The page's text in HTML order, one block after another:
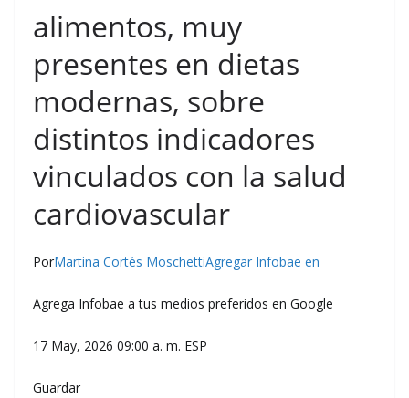
alimentos, muy
presentes en dietas
modernas, sobre
distintos indicadores
vinculados con la salud
cardiovascular
PorMartina Cortés MoschettiAgregar Infobae en
Agrega Infobae a tus medios preferidos en Google
17 May, 2026 09:00 a. m. ESP
Guardar